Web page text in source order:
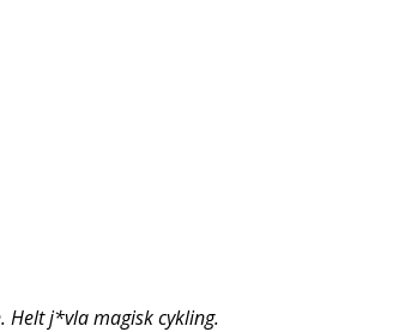
Helt j*vla magisk cykling.